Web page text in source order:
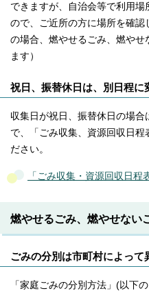
できますが、自治会等で利用
ので、ご近所の方に場所を確認
の場合、燃やせるごみ、燃やせ
ます）
祝日、振替休日は、別日程に
収集日が祝日、振替休日の場
で、「ごみ収集、資源回収日程
ださい。
「ごみ収集・資源回収日程
燃やせるごみ、燃やせない
ごみの分別は市町村によって
「家庭ごみの分別方法」(以下